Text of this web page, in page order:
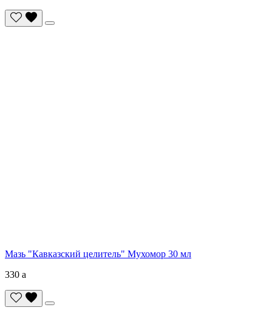
Мазь "Кавказский целитель" Мухомор 30 мл
330 a